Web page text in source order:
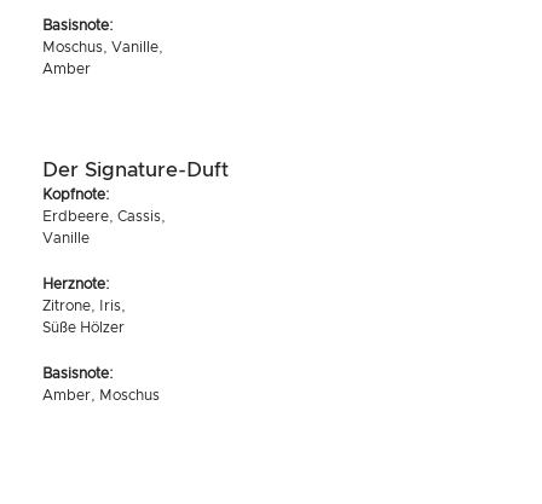
Basisnote:
Moschus, Vanille,
Amber
Der Signature-Duft
Kopfnote:
Erdbeere, Cassis,
Vanille
Herznote:
Zitrone, Iris,
Süße Hölzer
Basisnote:
Amber, Moschus